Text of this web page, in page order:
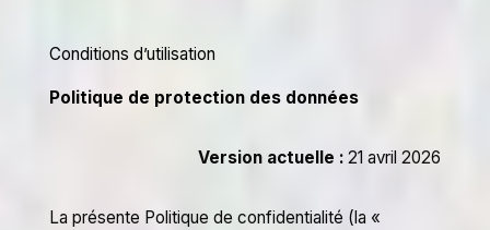
Conditions d’utilisation
Politique de protection des données
Version actuelle : 21 avril 2026
La présente Politique de confidentialité (la «